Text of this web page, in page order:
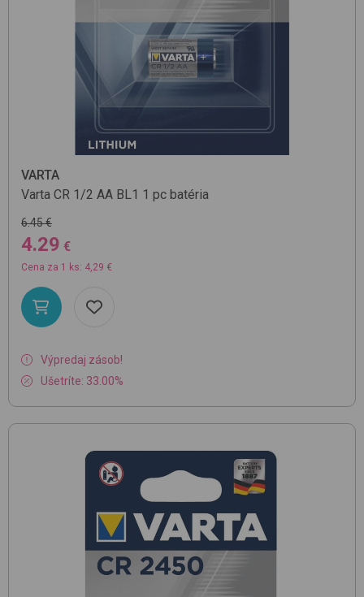
VARTA
Varta CR 1/2 AA BL1 1 pc batéria
6.45 €
4.29 €
Cena za 1 ks: 4,29 €
Výpredaj zásob!
Ušetríte: 33.00%